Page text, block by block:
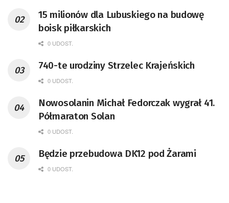
15 milionów dla Lubuskiego na budowę
boisk piłkarskich
0 UDOST.
740-te urodziny Strzelec Krajeńskich
0 UDOST.
Nowosolanin Michał Fedorczak wygrał 41.
Półmaraton Solan
0 UDOST.
Będzie przebudowa DK12 pod Żarami
0 UDOST.